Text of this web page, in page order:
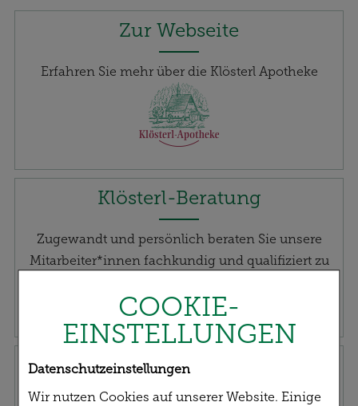
COOKIE-
EINSTELLUNGEN
Datenschutzeinstellungen
Wir nutzen Cookies auf unserer Website. Einige
Zur Webseite
Erfahren Sie mehr über die Klösterl Apotheke
Klösterl-Beratung
Zugewandt und persönlich beraten Sie unsere
Mitarbeiter*innen fachkundig und qualifiziert zu
Rezept einreichen